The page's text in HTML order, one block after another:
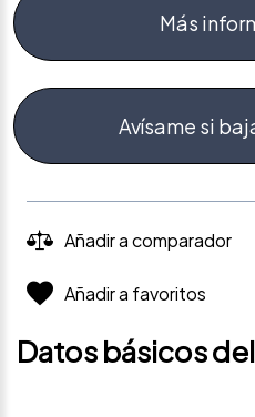
Más
Avísame si
Añadir a comparador
Añadir a favoritos
Datos básicos